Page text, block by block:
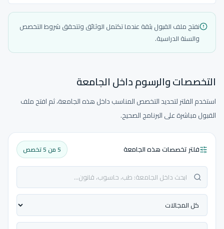
نفتح ملف القبول بثقة عندما تكتمل الوثائق وتتحقق شروط التخصص
والسنة الدراسية.
التخصصات والرسوم داخل الجامعة
استخدم الفلتر لتحديد التخصص المناسب داخل هذه الجامعة، ثم افتح ملف
القبول مباشرة على البرنامج الصحيح.
فلتر تخصصات هذه الجامعة 5 من 5 تخصص